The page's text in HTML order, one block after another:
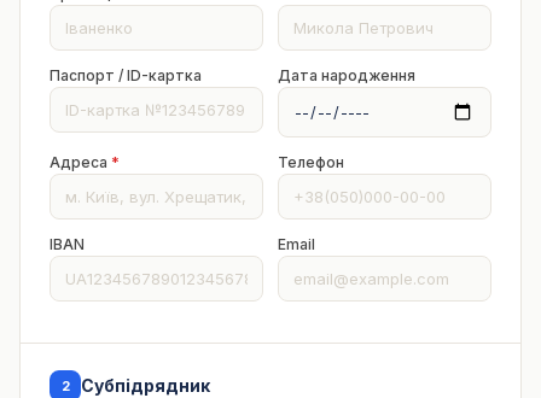
Паспорт / ID-картка Дата народження
Адреса * Телефон
IBAN Email
2 Субпідрядник